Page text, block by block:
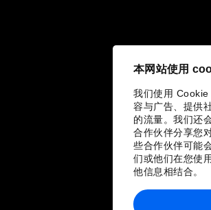
本网站使用
我们使用 Cookie
容与广告、提供
的流量。我们还
合作伙伴分享您
些合作伙伴可能
们或他们在您使
他信息相结合。